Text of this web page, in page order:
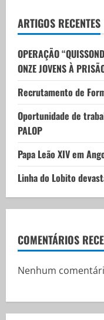
ARTIGOS RECENTES
OPERAÇÃO
ONZE JOVENS À
Recrutamento de
Oportunidade de
PALOP
Papa Leão XIV em
Linha do Lobito
COMENTÁRIOS
Nenhum